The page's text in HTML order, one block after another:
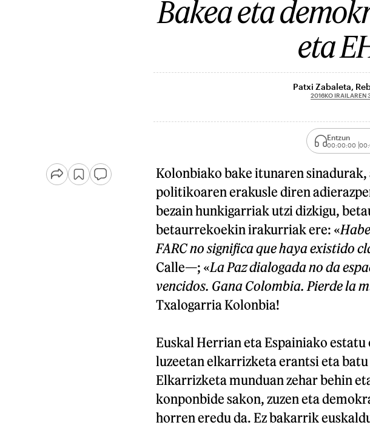
Bakea eta
eta
Patxi Zabaleta,
2016KO IRAILAREN
Entzun
00:00:00
Kolonbiako bake itunaren
politikoaren erakusle diren
bezain hunkigarriak utzi dizkigu,
betaurrekoekin irakurriak ere: «
FARC no significa que haya existido
Calle—; «La Paz dialogada no da
vencidos. Gana Colombia. Pierde la
Txalogarria Kolonbia!
Euskal Herrian eta Espainiako
luzeetan elkarrizketa erantsi eta
Elkarrizketa munduan zehar behin
konponbide sakon, zuzen eta
horren eredu da. Ez bakarrik